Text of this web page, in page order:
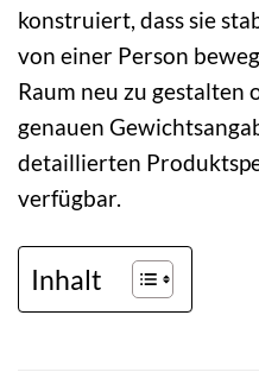
konstruiert, dass sie
von einer Person
Raum neu zu gestalten
genauen
detaillierten
verfügbar.
Inhalt